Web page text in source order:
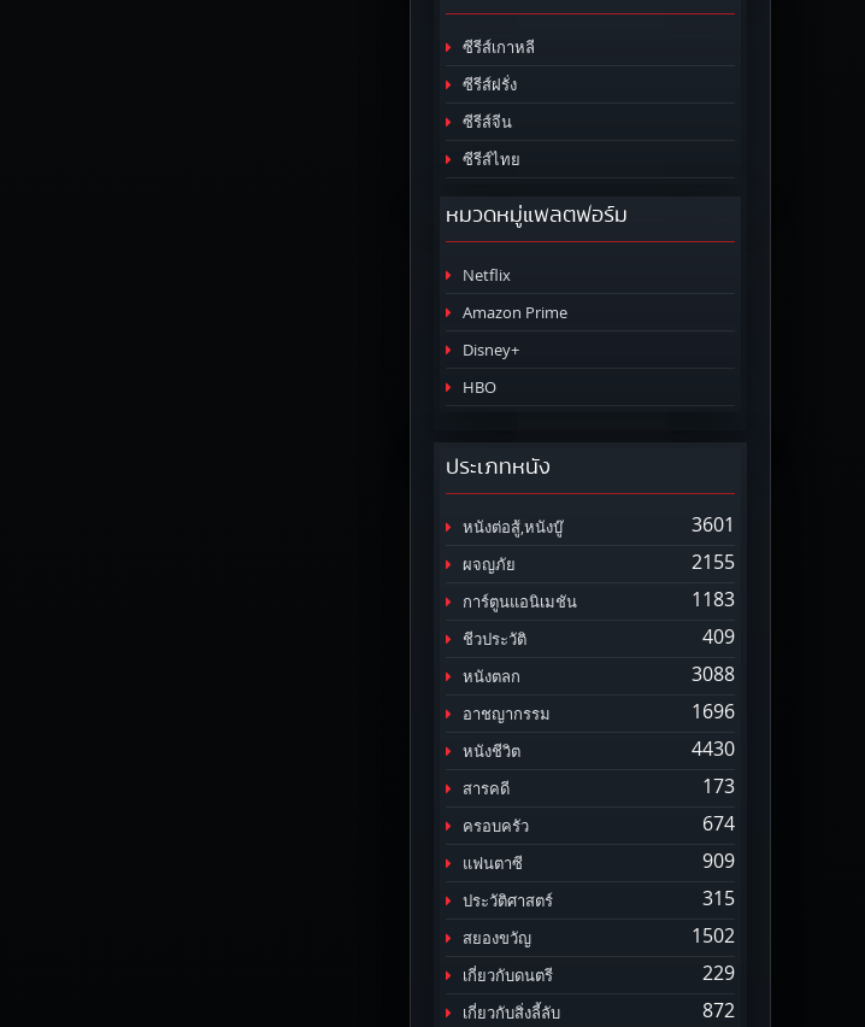
ซีรีส์เกาหลี
ซีรีส์ฝรั่ง
ซีรีส์จีน
ซีรีส์ไทย
หมวดหมู่แพลตฟอร์ม
Netflix
Amazon Prime
Disney+
HBO
ประเภทหนัง
หนังต่อสู้,หนังบู๊ 3601
ผจญภัย 2155
การ์ตูนแอนิเมชัน 1183
ชีวประวัติ 409
หนังตลก 3088
อาชญากรรม 1696
หนังชีวิต 4430
สารคดี 173
ครอบครัว 674
แฟนตาซี 909
ประวัติศาสตร์ 315
สยองขวัญ 1502
เกี่ยวกับดนตรี 229
เกี่ยวกับสิ่งลี้ลับ 872